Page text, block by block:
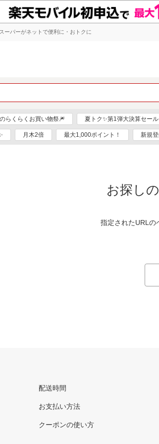
ーパーがネットで便利に・おトクに
らくらくお買い物祭🎆 夏トク✨第1弾大決算セール
月木2倍 最大1,000ポイント！ 新規
お探し
指定されたURLの
配送時間
お支払い方法
クーポンの使い方